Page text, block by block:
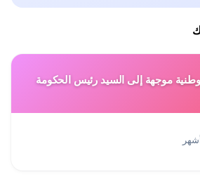
موجهة إلى السيد رئيس الحكومة